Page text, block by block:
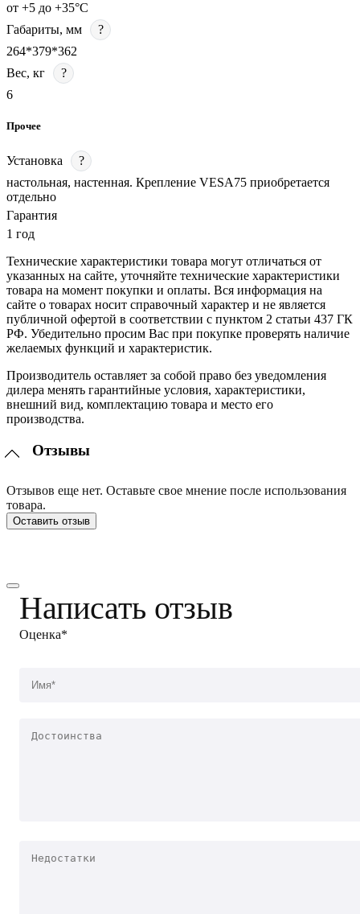
от +5 до +35°С
Габариты, мм
?
264*379*362
Вес, кг
?
6
Прочее
Установка
?
настольная, настенная. Крепление VESA75 приобретается
отдельно
Гарантия
1 год
Технические характеристики товара могут отличаться от
указанных на сайте, уточняйте технические характеристики
товара на момент покупки и оплаты. Вся информация на
сайте о товарах носит справочный характер и не является
публичной офертой в соответствии с пунктом 2 статьи 437 ГК
РФ. Убедительно просим Вас при покупке проверять наличие
желаемых функций и характеристик.
Производитель оставляет за собой право без уведомления
дилера менять гарантийные условия, характеристики,
внешний вид, комплектацию товара и место его
производства.
Отзывы
Отзывов еще нет. Оставьте свое мнение после использования
товара.
Оставить отзыв
Написать отзыв
Оценка*